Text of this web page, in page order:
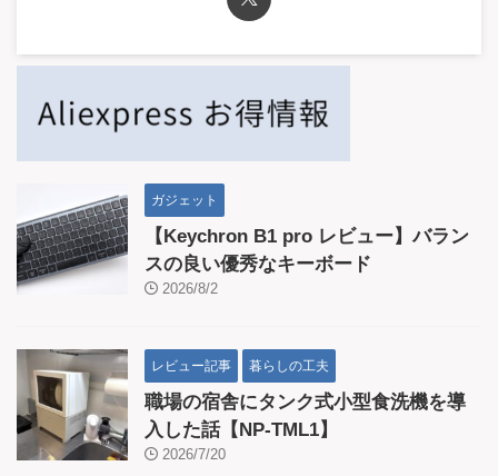
ガジェット
【Keychron B1 pro レビュー】バラン
スの良い優秀なキーボード
2026/8/2
レビュー記事 暮らしの工夫
職場の宿舎にタンク式小型食洗機を導
入した話【NP-TML1】
2026/7/20